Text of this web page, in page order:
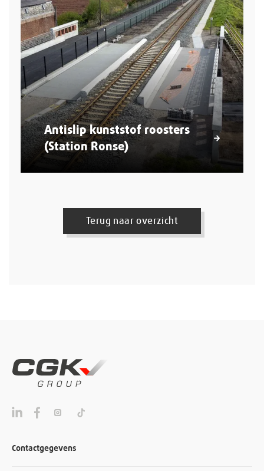
Antislip kunststof roosters
(Station Ronse)
Terug naar overzicht
Contactgegevens